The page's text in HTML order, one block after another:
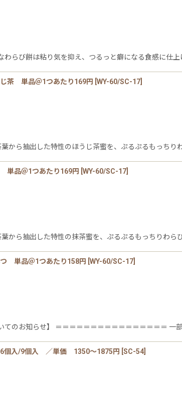
び餅は粘り気を抑え、つるっと癖になる食感に仕上
茶 単品＠1つあたり169円 [WY-60/SC-17]
ら抽出した特性のほうじ茶蜜を、ぷるぷるもっちり
単品＠1つあたり169円 WY-60/SC-17
ら抽出した特性の抹茶蜜を、ぷるぷるもっちりわら
単品＠1つあたり158円 WY-60/SC-17
のお知らせ】 ＝＝＝＝＝＝＝＝＝＝＝＝＝＝＝＝ 一
個入/9個入 ／単価 1350〜1875円 SC-54